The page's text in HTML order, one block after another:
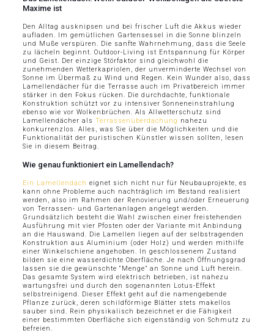
Maxime ist
Den Alltag ausknipsen und bei frischer Luft die Akkus wieder
aufladen. Im gemütlichen Gartensessel in die Sonne blinzeln
und Muße verspüren. Die sanfte Wahrnehmung, dass die Seele
zu lächeln beginnt. Outdoor-Living ist Entspannung für Körper
und Geist. Der einzige Störfaktor sind gleichwohl die
zunehmenden Wetterkapriolen, der unverminderte Wechsel von
Sonne im Übermaß zu Wind und Regen. Kein Wunder also, dass
Lamellendächer für die Terrasse auch im Privatbereich immer
stärker in den Fokus rücken. Die durchdachte, funktionale
Konstruktion schützt vor zu intensiver Sonneneinstrahlung
ebenso wie vor Wolkenbrüchen. Als Allwetterschutz sind
Lamellendächer als Terrassenüberdachung nahezu
konkurrenzlos. Alles, was Sie über die Möglichkeiten und die
Funktionalität der puristischen Künstler wissen sollten, lesen
Sie in diesem Beitrag.
Wie genau funktioniert ein Lamellendach?
Ein Lamellendach eignet sich nicht nur für Neubauprojekte, es
kann ohne Probleme auch nachträglich im Bestand realisiert
werden, also im Rahmen der Renovierung und/oder Erneuerung
von Terrassen- und Gartenanlagen angelegt werden.
Grundsätzlich besteht die Wahl zwischen einer freistehenden
Ausführung mit vier Pfosten oder der Variante mit Anbindung
an die Hauswand. Die Lamellen liegen auf der selbstragenden
Konstruktion aus Aluminium (oder Holz) und werden mithilfe
einer Winkelschiene angehoben. In geschlossenem Zustand
bilden sie eine wasserdichte Oberfläche. Je nach Öffnungsgrad
lassen sie die gewünschte “Menge” an Sonne und Luft herein.
Das gesamte System wird elektrisch betrieben, ist nahezu
wartungsfrei und durch den sogenannten Lotus-Effekt
selbstreinigend. Dieser Effekt geht auf die namengebende
Pflanze zurück, deren schildförmige Blätter stets makellos
sauber sind. Rein physikalisch bezeichnet er die Fähigkeit
einer bestimmten Oberfläche sich eigenständig von Schmutz zu
befreien.